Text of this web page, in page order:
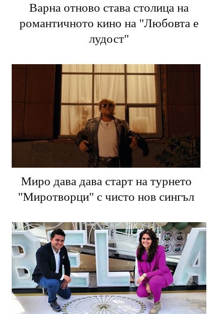
Варна отново става столица на
романтичното кино на "Любовта е
лудост"
Миро дава дава старт на турнето
"Миротворци" с чисто нов сингъл